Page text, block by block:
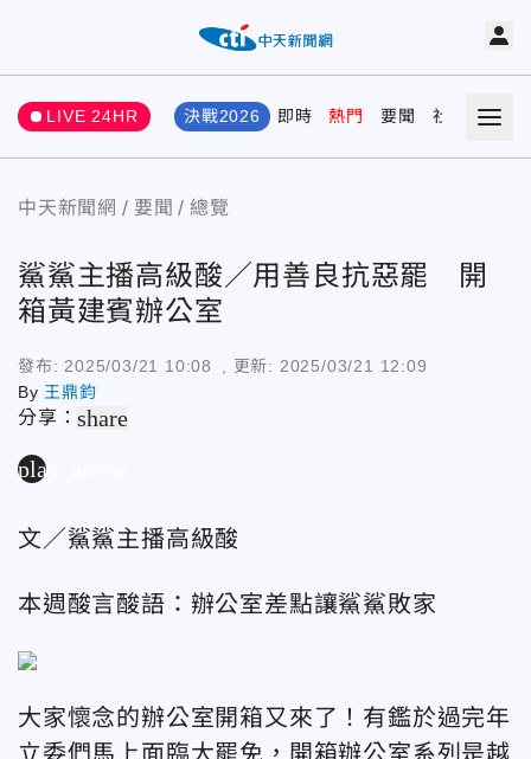
LIVE 24HR 決戰2026 即時 熱門 要聞 社會 娛樂
中天新聞網 要聞 總覽
鯊鯊主播高級酸／用善良抗惡罷 開
箱黃建賓辦公室
發布: 2025/03/21 10:08 , 更新: 2025/03/21 12:09
By 王鼎鈞
分享：share
play_arrow
文／鯊鯊主播高級酸
本週酸言酸語：辦公室差點讓鯊鯊敗家
大家懷念的辦公室開箱又來了！有鑑於過完年
立委們馬上面臨大罷免，開箱辦公室系列是越